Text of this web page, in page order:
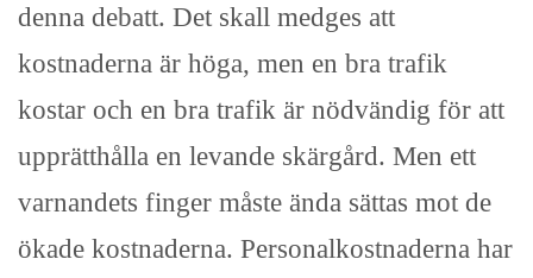
denna debatt. Det skall medges att
kostnaderna är höga, men en bra trafik
kostar och en bra trafik är nödvändig för att
upprätthålla en levande skärgård. Men ett
varnandets finger måste ända sättas mot de
ökade kostnaderna. Personalkostnaderna har